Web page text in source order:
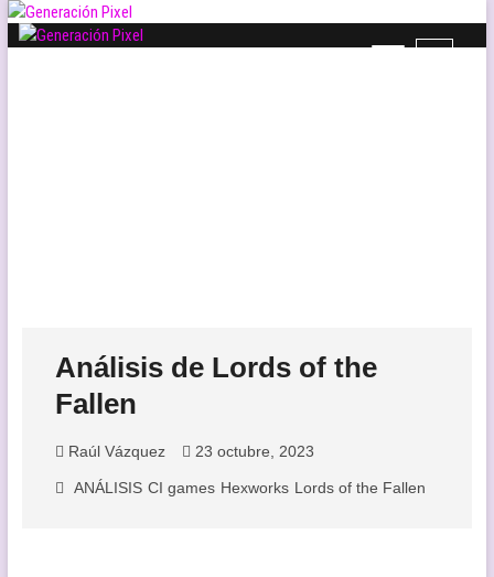
Saltar
B
Análisis de Lords of the
Fallen
Raúl Vázquez 23 octubre, 2023
ANÁLISIS CI games Hexworks Lords of the Fallen